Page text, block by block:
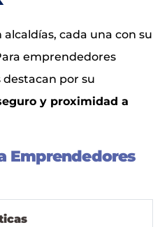
cada una con su
emprendedores
destacan por su
y proximidad a
Emprendedores